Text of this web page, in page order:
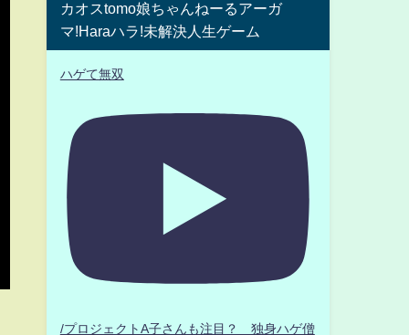
カオスtomo娘ちゃんねーるアーガ
マ!Haraハラ!未解決人生ゲーム
ハゲて無双
/プロジェクトA子さんも注目？ 独身ハゲ僧